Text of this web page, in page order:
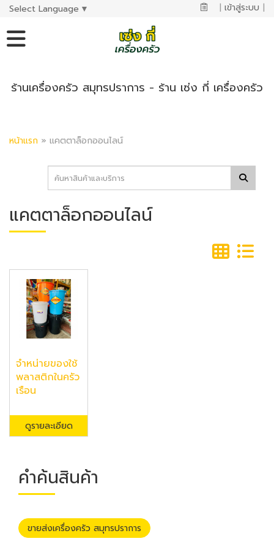
Select Language ▼ | เข้าสู่ระบบ |
ร้านเครื่องครัว สมุทรปราการ - ร้าน เซ่ง กี่ เครื่องครัว
หน้าแรก » แคตตาล็อกออนไลน์
แคตตาล็อกออนไลน์
จำหน่ายของใช้
พลาสติกในครัว
เรือน
ดูรายละเอียด
คำค้นสินค้า
ขายส่งเครื่องครัว สมุทรปราการ